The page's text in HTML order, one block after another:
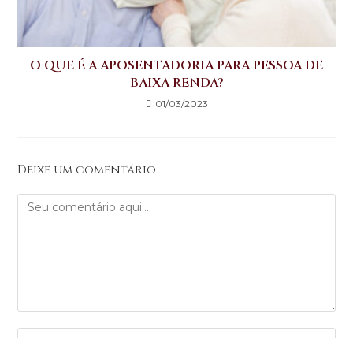
O QUE É A APOSENTADORIA PARA PESSOA DE
BAIXA RENDA?
01/03/2023
Deixe um comentário